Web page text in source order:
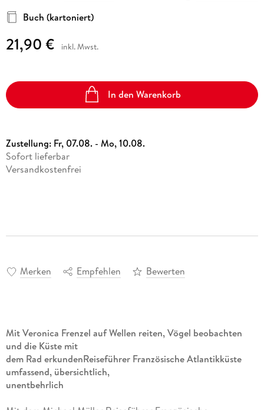
Buch (kartoniert)
21,90 € inkl. Mwst.
In den Warenkorb
Zustellung: Fr, 07.08. - Mo, 10.08.
Sofort lieferbar
Versandkostenfrei
Merken Empfehlen Bewerten
Mit Veronica Frenzel auf Wellen reiten, Vögel beobachten
und die Küste mit
dem Rad erkundenReiseführer Französische Atlantikküste
umfassend, übersichtlich,
unentbehrlich